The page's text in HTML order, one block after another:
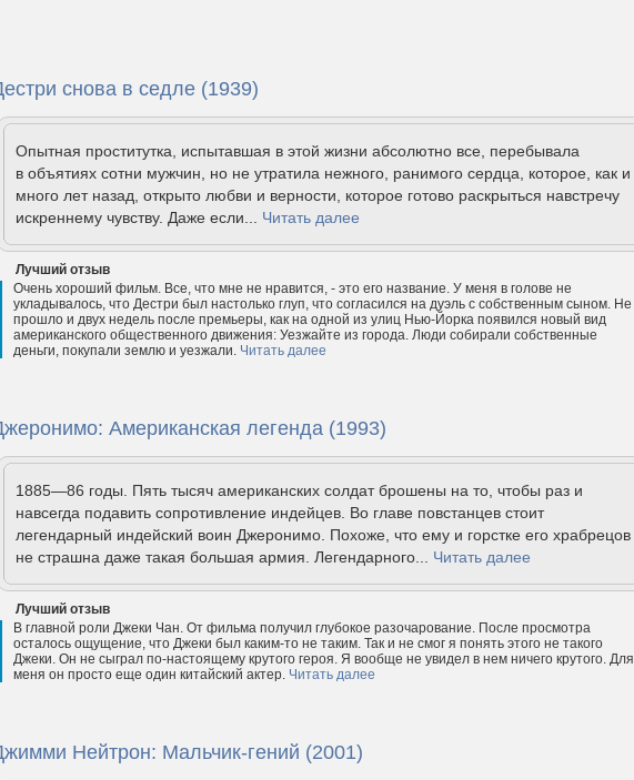
снова в седле (1939)
Опытная проститутка, испытавшая в этой жизни абсолютно все, перебывала
в объятиях сотни мужчин, но не утратила нежного, ранимого сердца, которое, как и
много лет назад, открыто любви и верности, которое готово раскрыться навстречу
искреннему чувству. Даже если... Читать далее
Лучший отзыв
Очень хороший фильм. Все, что мне не нравится, - это его название. У меня в голове не
укладывалось, что Дестри был настолько глуп, что согласился на дуэль с собственным сыном. Не
прошло и двух недель после премьеры, как на одной из улиц Нью-Йорка появился новый вид
американского общественного движения: Уезжайте из города. Люди собирали собственные
деньги, покупали землю и уезжали. Читать далее
Американская легенда (1993)
1885—86 годы. Пять тысяч американских солдат брошены на то, чтобы раз и
навсегда подавить сопротивление индейцев. Во главе повстанцев стоит
легендарный индейский воин Джеронимо. Похоже, что ему и горстке его храбрецов
не страшна даже такая большая армия. Легендарного... Читать далее
Лучший отзыв
В главной роли Джеки Чан. От фильма получил глубокое разочарование. После просмотра
осталось ощущение, что Джеки был каким-то не таким. Так и не смог я понять этого не такого
Джеки. Он не сыграл по-настоящему крутого героя. Я вообще не увидел в нем ничего крутого. Для
меня он просто еще один китайский актер. Читать далее
Нейтрон: Мальчик-гений (2001)